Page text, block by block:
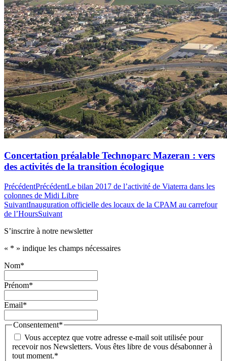
Concertation préalable Technoparc Mazeran : vers
des activités de la transition écologique
PrécédentPrécédentLe bilan 2017 de l’activité de Viaterra dans les
colonnes de Midi Libre
SuivantInauguration officielle des locaux de la CPAM au carrefour
de l’HoursSuivant
S’inscrire à notre newsletter
« * » indique les champs nécessaires
Nom*
Prénom*
Email*
Consentement*
Vous acceptez que votre adresse e-mail soit utilisée pour
recevoir nos Newsletters. Vous êtes libre de vous désabonner à
tout moment.*